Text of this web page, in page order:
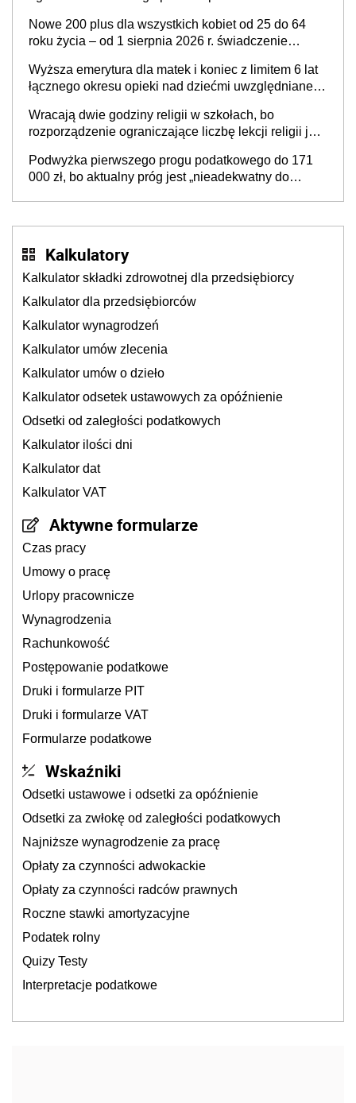
dzierżawę)?
Nowe 200 plus dla wszystkich kobiet od 25 do 64
roku życia – od 1 sierpnia 2026 r. świadczenie
Wyższa emerytura dla matek i koniec z limitem 6 lat
łącznego okresu opieki nad dziećmi uwzględnianego
już w Ministerstwie Rodziny, Pracy i Polityki
Społecznej
Wracają dwie godziny religii w szkołach, bo
rozporządzenie ograniczające liczbę lekcji religii jest
premiera
Podwyżka pierwszego progu podatkowego do 171
000 zł, bo aktualny próg jest „nieadekwatny do
Kalkulatory
Kalkulator składki zdrowotnej dla przedsiębiorcy
Kalkulator dla przedsiębiorców
Kalkulator wynagrodzeń
Kalkulator umów zlecenia
Kalkulator umów o dzieło
Kalkulator odsetek ustawowych za opóźnienie
Odsetki od zaległości podatkowych
Kalkulator ilości dni
Kalkulator dat
Kalkulator VAT
Aktywne formularze
Czas pracy
Umowy o pracę
Urlopy pracownicze
Wynagrodzenia
Rachunkowość
Postępowanie podatkowe
Druki i formularze PIT
Druki i formularze VAT
Formularze podatkowe
Wskaźniki
Odsetki ustawowe i odsetki za opóźnienie
Odsetki za zwłokę od zaległości podatkowych
Najniższe wynagrodzenie za pracę
Opłaty za czynności adwokackie
Opłaty za czynności radców prawnych
Roczne stawki amortyzacyjne
Podatek rolny
Quizy Testy
Interpretacje podatkowe